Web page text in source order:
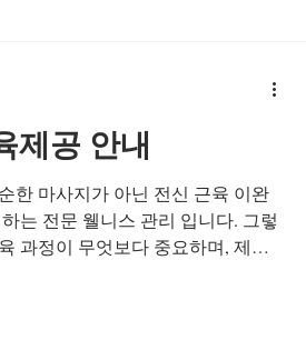
디시 직장인부업
1인샵 2030세대
제공 안내
한 마사지가 아닌 전신 근육 이완
는 전문 웰니스 관리 입니다. 그렇
과정이 무엇보다 중요하며, 제대